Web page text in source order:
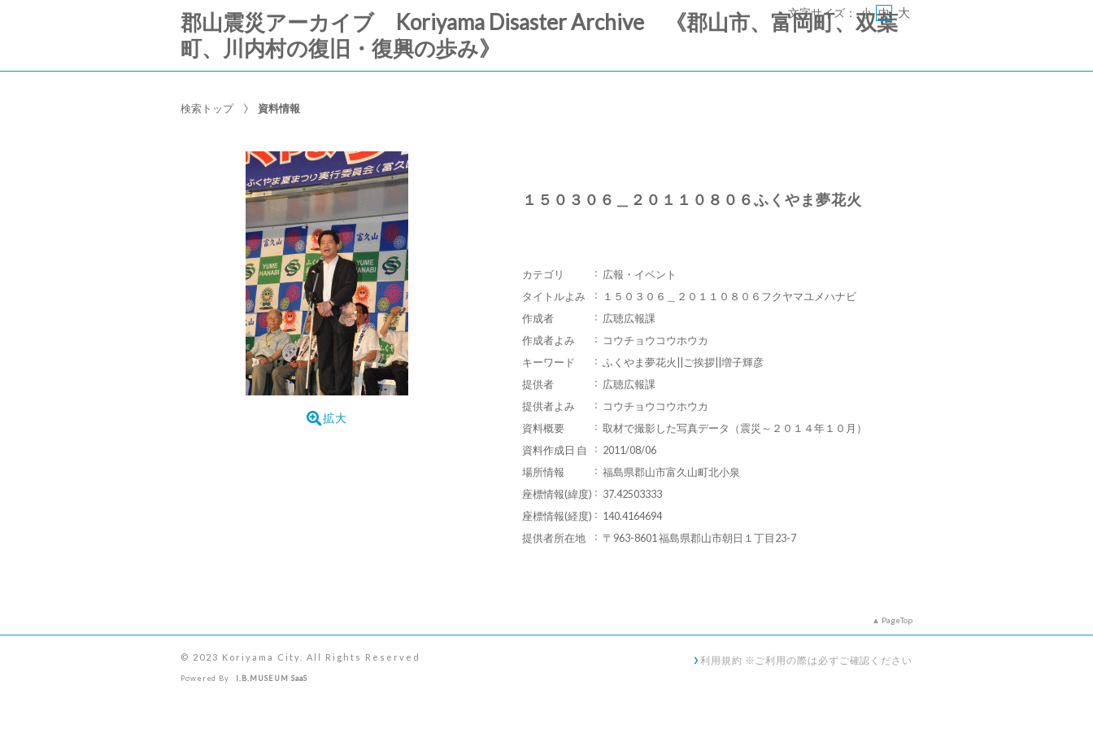
郡山震災アーカイブ Koriyama Disaster Archive 《郡山市、富岡町、双葉
町、川内村の復旧・復興の歩み》
文字サイズ： 小 中 大
検索トップ 資料情報
拡大
１５０３０６＿２０１１０８０６ふくやま夢花火
カテゴリ
広報・イベント
タイトルよみ
１５０３０６＿２０１１０８０６フクヤマユメハナビ
作成者
広聴広報課
作成者よみ
コウチョウコウホウカ
キーワード
ふくやま夢花火||ご挨拶||増子輝彦
提供者
広聴広報課
提供者よみ
コウチョウコウホウカ
資料概要
取材で撮影した写真データ（震災～２０１４年１０月）
資料作成日 自
2011/08/06
場所情報
福島県郡山市富久山町北小泉
座標情報(緯度)
37.42503333
座標情報(経度)
140.4164694
提供者所在地
〒963-8601 福島県郡山市朝日１丁目23-7
PageTop
利用規約 ※ご利用の際は必ずご確認ください
© 2023 Koriyama City. All Rights Reserved
Powered By I.B.MUSEUM SaaS